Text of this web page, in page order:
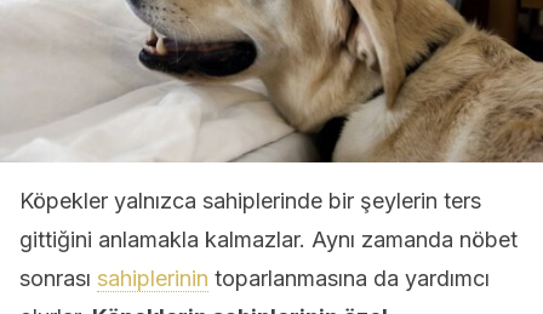
Köpekler yalnızca sahiplerinde bir şeylerin ters
gittiğini anlamakla kalmazlar. Aynı zamanda nöbet
sonrası sahiplerinin toparlanmasına da yardımcı